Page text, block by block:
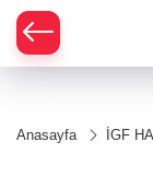
Anasayfa İGF